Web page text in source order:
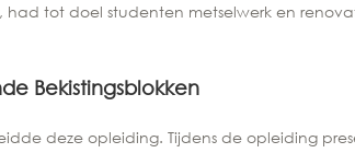
tot doel studenten metselwerk en
Bekistingsblokken
deze opleiding. Tijdens de opleiding